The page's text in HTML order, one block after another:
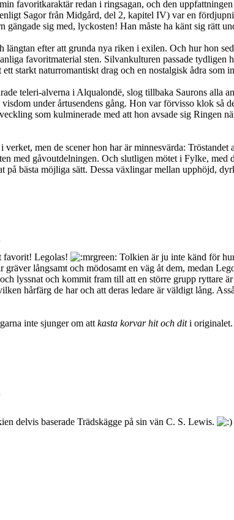
favoritkaraktär redan i ringsagan, och den
Sagor från Midgård, del 2, kapitel IV) var en
gängade sig med, lyckosten! Han måste ha känt sig rätt
längtan efter att grunda nya riken i exilen. Och hur hon
favoritmaterial sten. Silvankulturen passade tydligen
starkt naturromantiskt drag och en nostalgisk ådra som
teleri-alverna i Alqualondë, slog tillbaka Saurons alla
under årtusendens gång. Hon var förvisso klok så
som kulminerade med att hon avsade sig Ringen
men de scener hon har är minnesvärda:
med gåvoutdelningen. Och slutligen mötet i Fylke,
på bästa möjliga sätt. Dessa växlingar mellan upphöjd,
favorit! Legolas!
Tolkien är ju inte känd för
gräver långsamt och mödosamt en väg åt dem, medan
lyssnat och kommit fram till att en större grupp ryttare
hårfärg de har och att deras ledare är väldigt lång.
inte sjunger om att kasta korvar hit och diti originalet.
delvis baserade Trädskägge på sin vän C. S. Lewis.